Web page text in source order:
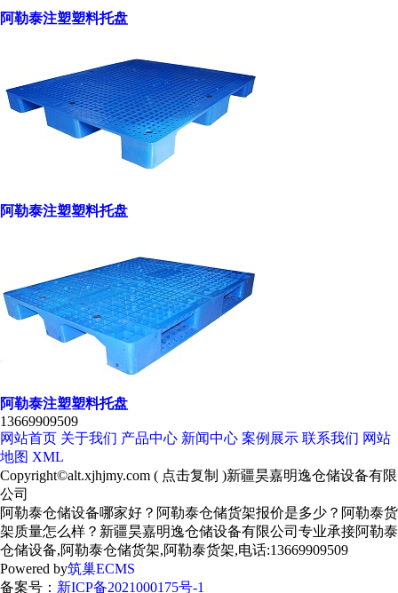
阿勒泰注塑塑料托盘
阿勒泰注塑塑料托盘
阿勒泰注塑塑料托盘
13669909509
网站首页 关于我们 产品中心 新闻中心 案例展示 联系我们 网站
地图 XML
Copyright©alt.xjhjmy.com ( 点击复制 )新疆昊嘉明逸仓储设备有限
公司
阿勒泰仓储设备哪家好？阿勒泰仓储货架报价是多少？阿勒泰货
架质量怎么样？新疆昊嘉明逸仓储设备有限公司专业承接阿勒泰
仓储设备,阿勒泰仓储货架,阿勒泰货架,电话:13669909509
Powered by筑巢ECMS
备案号： 新ICP备2021000175号-1